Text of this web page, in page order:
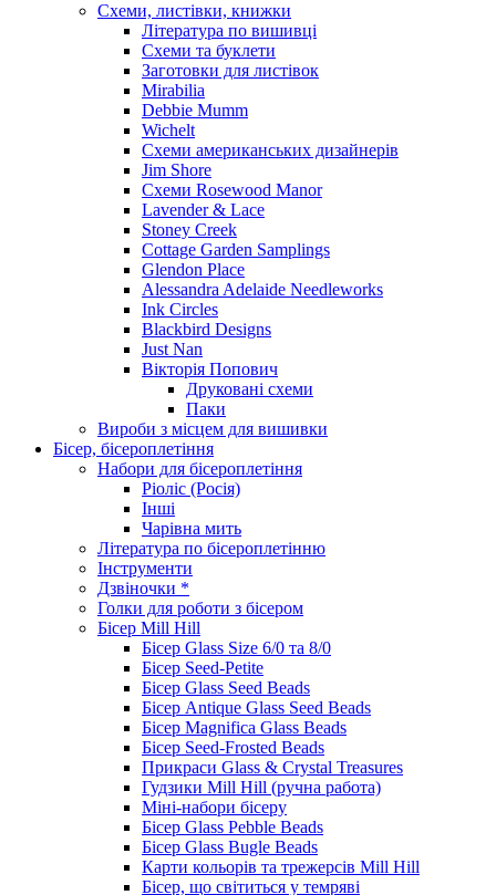
Схеми, листівки, книжки
Література по вишивці
Схеми та буклети
Заготовки для листівок
Mirabilia
Debbie Mumm
Wichelt
Схеми американських дизайнерів
Jim Shore
Cхеми Rosewood Manor
Lavender & Lace
Stoney Creek
Cottage Garden Samplings
Glendon Place
Alessandra Adelaide Needleworks
Ink Circles
Blackbird Designs
Just Nan
Вікторія Попович
Друковані схеми
Паки
Вироби з місцем для вишивки
Бісер, бісероплетіння
Набори для бісероплетіння
Ріоліс (Росія)
Інші
Чарівна мить
Література по бісероплетінню
Інструменти
Дзвіночки *
Голки для роботи з бісером
Бісер Mill Hill
Бісер Glass Size 6/0 та 8/0
Бісер Seed-Petite
Бісер Glass Seed Beads
Бісер Antique Glass Seed Beads
Бісер Magnifica Glass Beads
Бісер Seed-Frosted Beads
Прикраси Glass & Crystal Treasures
Гудзики Mill Hill (ручна работа)
Міні-набори бісеру
Бісер Glass Pebble Beads
Бісер Glass Bugle Beads
Карти кольорів та трежерсів Mill Hill
Бісер, що світиться у темряві